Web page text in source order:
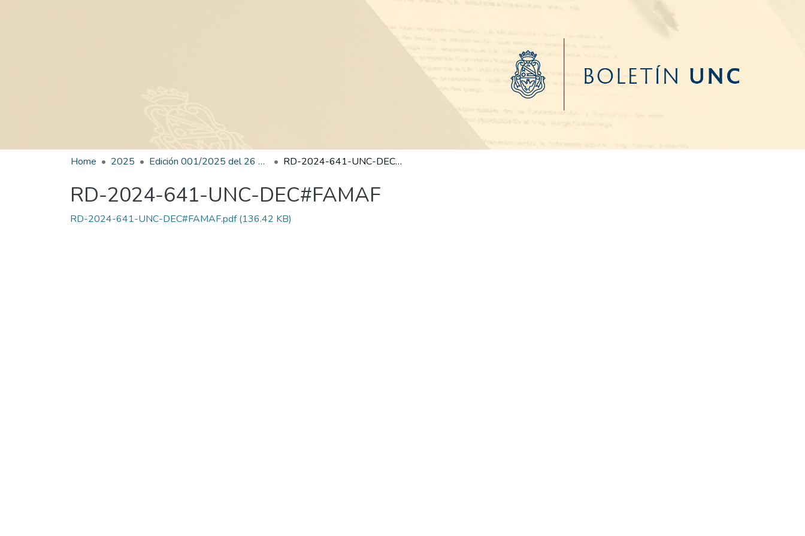
Home 2025 Edición 001/2025 del 26 de mayo de 2025 RD-2024-641-UNC-DEC#FAMAF
RD-2024-641-UNC-DEC#FAMAF
RD-2024-641-UNC-DEC#FAMAF.pdf(136.42 KB)